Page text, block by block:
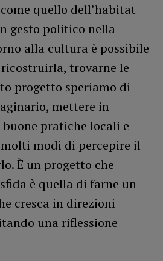
quello dell’habitat
gesto politico nella
alla cultura è possibile
trovarne le
progetto speriamo di
mettere in
pratiche locali e
modi di percepire il
È un progetto che
è quella di farne un
cresca in direzioni
una riflessione